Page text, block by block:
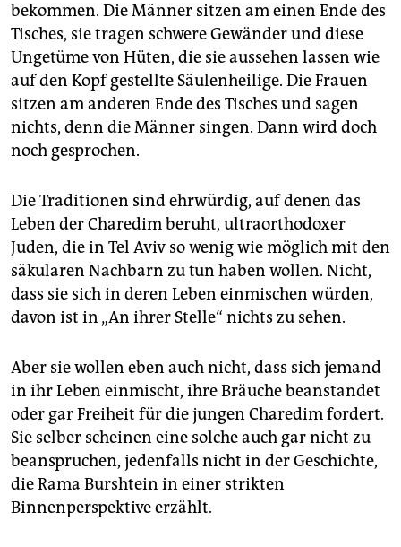
genossenschaft
epaper login
bekommen. Die Männer sitzen am einen Ende des
Tisches, sie tragen schwere Gewänder und diese
Ungetüme von Hüten, die sie aussehen lassen wie
auf den Kopf gestellte Säulenheilige. Die Frauen
sitzen am anderen Ende des Tisches und sagen
nichts, denn die Männer singen. Dann wird doch
noch gesprochen.
Die Traditionen sind ehrwürdig, auf denen das
Leben der Charedim beruht, ultraorthodoxer
Juden, die in Tel Aviv so wenig wie möglich mit den
säkularen Nachbarn zu tun haben wollen. Nicht,
dass sie sich in deren Leben einmischen würden,
davon ist in „An ihrer Stelle“ nichts zu sehen.
Aber sie wollen eben auch nicht, dass sich jemand
in ihr Leben einmischt, ihre Bräuche beanstandet
oder gar Freiheit für die jungen Charedim fordert.
Sie selber scheinen eine solche auch gar nicht zu
beanspruchen, jedenfalls nicht in der Geschichte,
die Rama Burshtein in einer strikten
Binnenperspektive erzählt.